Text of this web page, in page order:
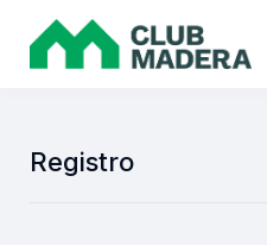
Registro